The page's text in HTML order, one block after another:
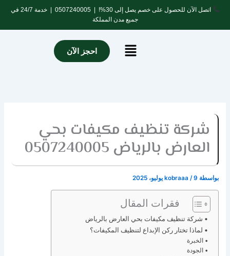
تخطي
المحتوى
اتصل الآن للحصول على خصم يصل إلى 30%! | 0507240005
| خدمة 24/7 في
جميع مدن المملكة
Menu احجز الآن
شركة تنظيف مكيفات بحي
العارض بالرياض 0507240005
بواسطة kobraaa /9 يوليو، 2025
فقرات المقال
شركة تنظيف مكيفات بحي العارض بالرياض
لماذا تختار ركن الإبداع لتنظيف المكيفات؟
الخبرة
الجودة